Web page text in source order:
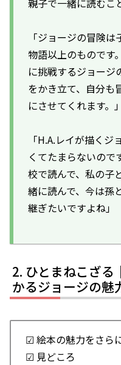
「ジョージの冒険
物語以上のものです
に挑戦するジョージ
をかき立て、自分も
にさせてくれます。」
「H.A.レイが描く
くてたまらないので
校で読んで、私の子
緒に読んで、今は孫
継ぎたいですよね」
ひとまねこざる
かるジョージの魅
☑ 絵本の魅力をさら
☑ 見どころ